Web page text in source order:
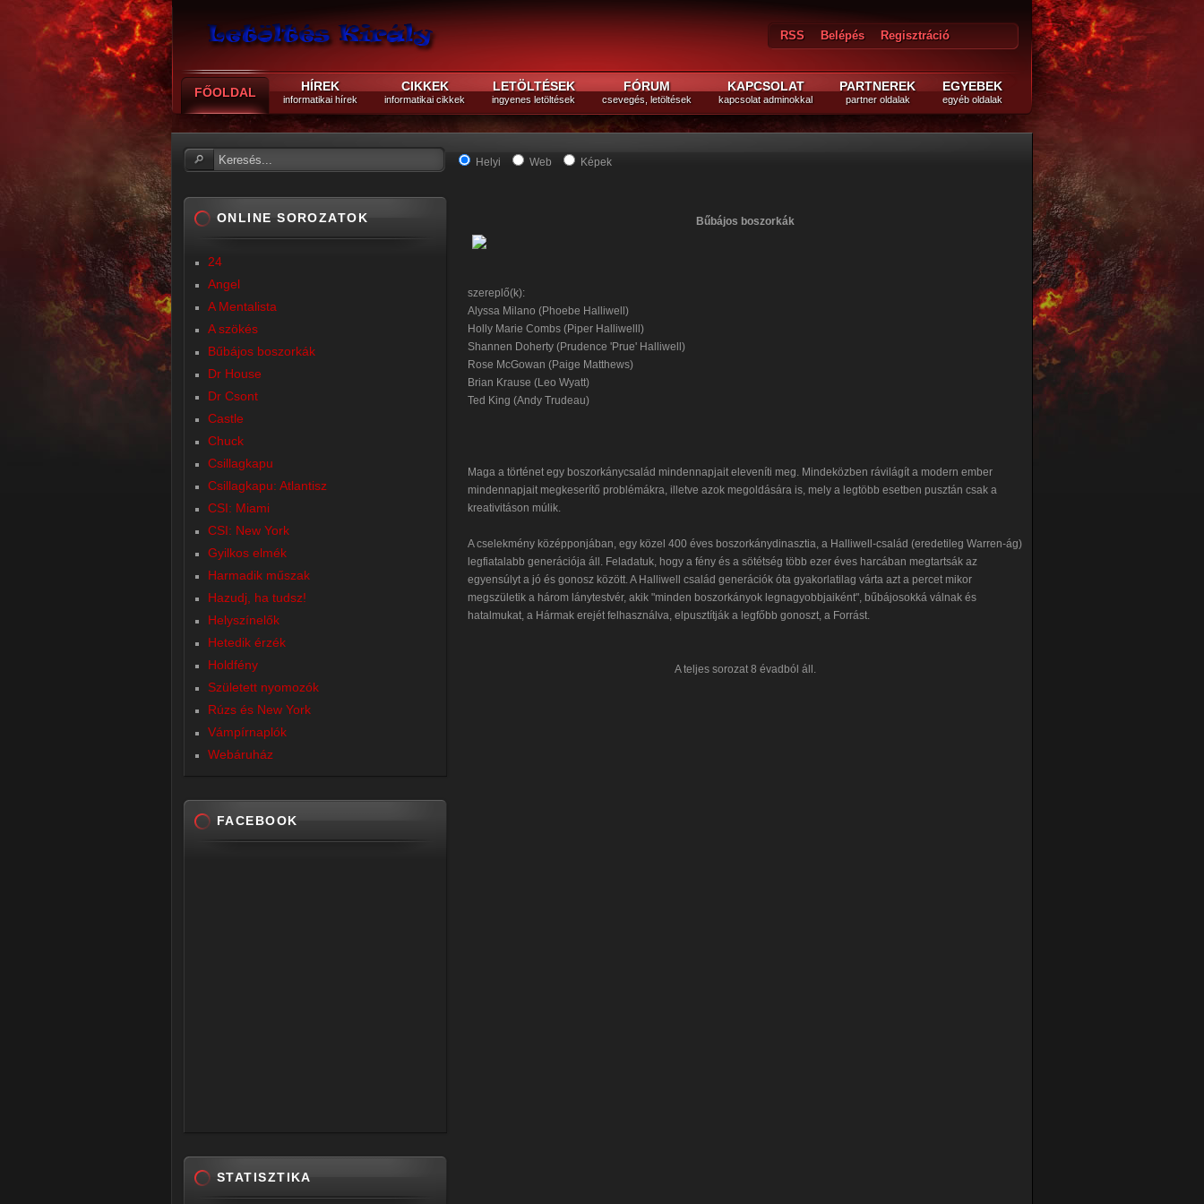
RSS Belépés
Regisztráció
FŐOLDAL HÍREK
informatikai hírek
CIKKEK
informatikai cikkek
LETÖLTÉSEK
ingyenes letöltések
FÓRUM
csevegés, letöltések
KAPCSOLAT
kapcsolat adminokkal
PARTNEREK
partner oldalak
EGYEBEK
egyéb oldalak
Helyi Web Képek
Bűbájos boszorkák
szereplő(k):
Alyssa Milano (Phoebe Halliwell)
Holly Marie Combs (Piper Halliwelll)
Shannen Doherty (Prudence 'Prue' Halliwell)
Rose McGowan (Paige Matthews)
Brian Krause (Leo Wyatt)
Ted King (Andy Trudeau)
Maga a történet egy boszorkánycsalád mindennapjait eleveníti meg. Mindeközben rávilágít a modern ember
mindennapjait megkeserítő problémákra, illetve azok megoldására is, mely a legtöbb esetben pusztán csak a
kreativitáson múlik.
A cselekmény középponjában, egy közel 400 éves boszorkánydinasztia, a Halliwell-család (eredetileg Warren-ág)
legfiatalabb generációja áll. Feladatuk, hogy a fény és a sötétség több ezer éves harcában megtartsák az
egyensúlyt a jó és gonosz között. A Halliwell család generációk óta gyakorlatilag várta azt a percet mikor
megszületik a három lánytestvér, akik "minden boszorkányok legnagyobbjaiként", bűbájosokká válnak és
hatalmukat, a Hármak erejét felhasználva, elpusztítják a legfőbb gonoszt, a Forrást.
A teljes sorozat 8 évadból áll.
ONLINE SOROZATOK
24
Angel
A Mentalista
A szökés
Bűbájos boszorkák
Dr House
Dr Csont
Castle
Chuck
Csillagkapu
Csillagkapu: Atlantisz
CSI: Miami
CSI: New York
Gyilkos elmék
Harmadik műszak
Hazudj, ha tudsz!
Helyszínelők
Hetedik érzék
Holdfény
Született nyomozók
Rúzs és New York
Vámpírnaplók
Webáruház
FACEBOOK
STATISZTIKA